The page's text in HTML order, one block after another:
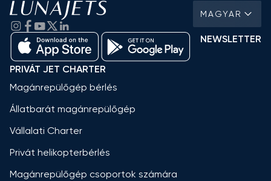
MAGYAR
NEWSLETTER
PRIVÁT JET CHARTER
Magánrepülőgép bérlés
Állatbarát magánrepülőgép
Vállalati Charter
Privát helikopterbérlés
Magánrepülőgép csoportok számára